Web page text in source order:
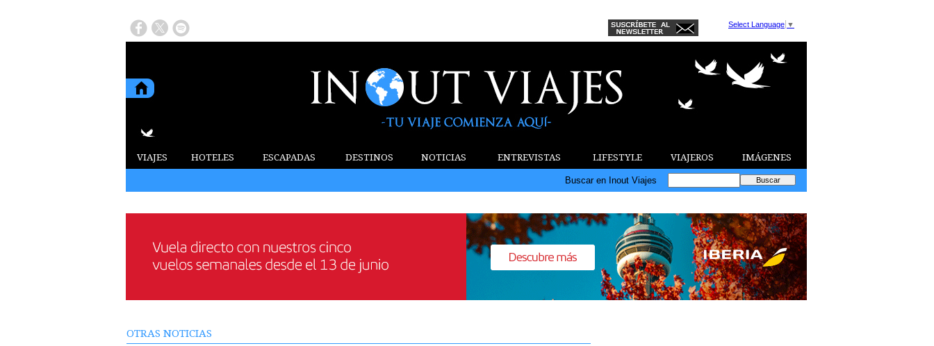
Select Language ▼
VIAJES HOTELES ESCAPADAS DESTINOS NOTICIAS ENTREVISTAS LIFESTYLE VIAJEROS IMÁGENES
Buscar en Inout Viajes
OTRAS NOTICIAS